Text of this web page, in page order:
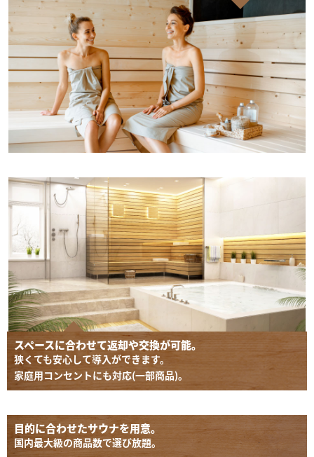
スペースに合わせて返却や交換が可能。
狭くても安心して導入ができます。
家庭用コンセントにも対応(一部商品)。
目的に合わせたサウナを用意。
国内最大級の商品数で選び放題。